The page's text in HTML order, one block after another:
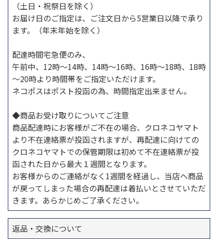
（土日・祝祭日を除く）
お届け日のご指定は、ご注文日から5営業日以降で承り
ます。（年末年始を除く）
配達時間宅急便のみ、
午前中、12時～14時、14時～16時、16時～18時、18時
～20時より時間帯をご指定いただけます。
ネコポスはポスト投函の為、時間指定出来ません。
◆商品お受け取りについてご注意
商品配達時にお客様がご不在の場合、クロネコヤマト
より不在連絡票が投函されますが、再配達に向けての
クロネコヤマトでの保管期限は初めて不在連絡票が投
函された日から最大１週間となります。
お客様からのご連絡がなく1週間を経過し、当店へ商品
が戻ってしまった場合の再配達は着払いとさせていただ
きます。あらかじめご了承ください。
返品・交換について